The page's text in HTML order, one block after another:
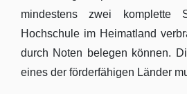
mindestens zwei komplette
Hochschule im Heimatland
durch Noten belegen können.
eines der förderfähigen Länder